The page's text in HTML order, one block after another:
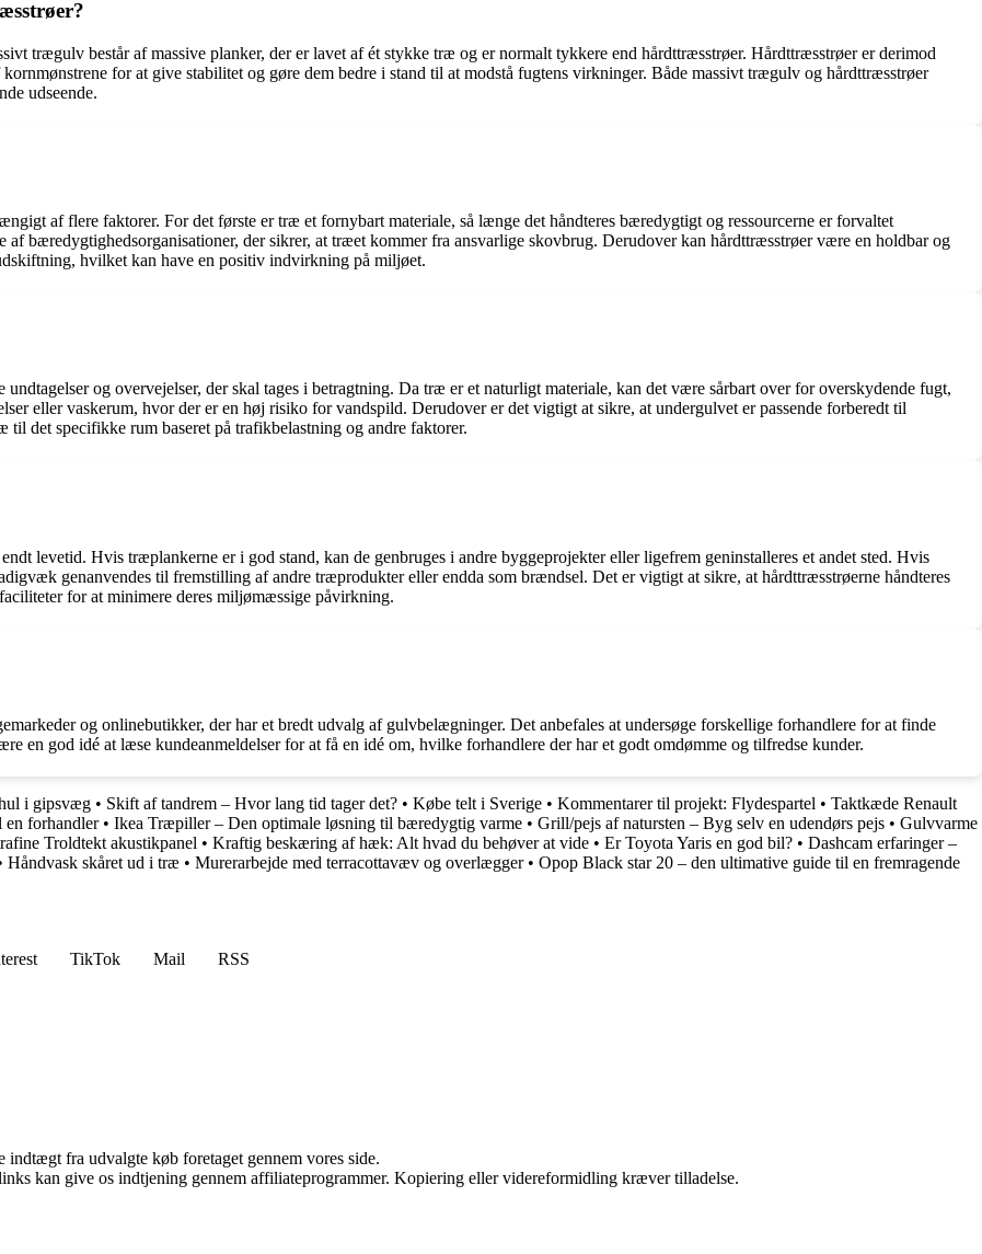
trægulv består af massive planker, der er lavet af ét stykke træ og er normalt tykkere end hårdttræsstrøer. Hårdttræsstrøer er derimod
for at give stabilitet og gøre dem bedre i stand til at modstå fugtens virkninger. Både massivt trægulv og hårdttræsstrøer
udseende.
af flere faktorer. For det første er træ et fornybart materiale, så længe det håndteres bæredygtigt og ressourcerne er forvaltet
bæredygtighedsorganisationer, der sikrer, at træet kommer fra ansvarlige skovbrug. Derudover kan hårdttræsstrøer være en holdbar og
hvilket kan have en positiv indvirkning på miljøet.
og overvejelser, der skal tages i betragtning. Da træ er et naturligt materiale, kan det være sårbart over for overskydende fugt,
eller vaskerum, hvor der er en høj risiko for vandspild. Derudover er det vigtigt at sikre, at undergulvet er passende forberedt til
det specifikke rum baseret på trafikbelastning og andre faktorer.
levetid. Hvis træplankerne er i god stand, kan de genbruges i andre byggeprojekter eller ligefrem geninstalleres et andet sted. Hvis
genanvendes til fremstilling af andre træprodukter eller endda som brændsel. Det er vigtigt at sikre, at hårdttræsstrøerne håndteres
for at minimere deres miljømæssige påvirkning.
og onlinebutikker, der har et bredt udvalg af gulvbelægninger. Det anbefales at undersøge forskellige forhandlere for at finde
en god idé at læse kundeanmeldelser for at få en idé om, hvilke forhandlere der har et godt omdømme og tilfredse kunder.
i gipsvæg • Skift af tandrem – Hvor lang tid tager det? • Købe telt i Sverige • Kommentarer til projekt: Flydespartel • Taktkæde Renault
en forhandler• Ikea Træpiller – Den optimale løsning til bæredygtig varme • Grill/pejs af natursten – Byg selv en udendørs pejs • Gulvvarme
Troldtekt akustikpanel • Kraftig beskæring af hæk: Alt hvad du behøver at vide • Er Toyota Yaris en god bil? • Dashcam erfaringer –
Håndvask skåret ud i træ • Murerarbejde med terracottavæv og overlægger• Opop Black star 20 – den ultimative guide til en fremragende
TikTok Mail
RSS
fra udvalgte køb foretaget gennem vores side.
kan give os indtjening gennem affiliateprogrammer. Kopiering eller videreformidling kræver tilladelse.